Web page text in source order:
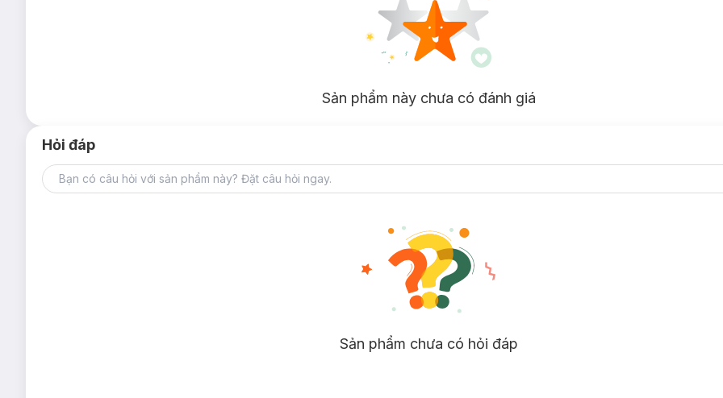
Sản phẩm này chưa có đánh giá
Hỏi đáp
Sản phẩm chưa có hỏi đáp